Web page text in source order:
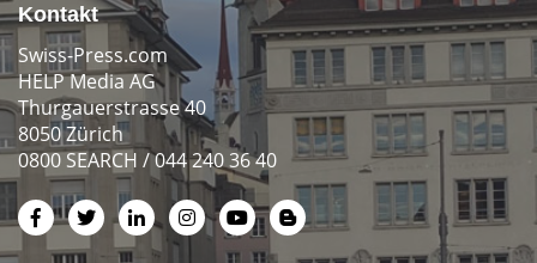
Kontakt
Swiss-Press.com
HELP Media AG
Thurgauerstrasse 40
8050 Zürich
0800 SEARCH / 044 240 36 40